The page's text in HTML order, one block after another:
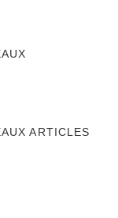
ARTICLES